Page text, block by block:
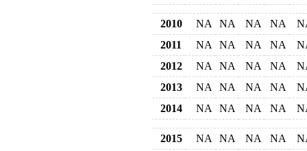
2010 NA NA NA NA
2011
NA NA NA NA
2012
NA NA NA NA
2013
NA NA NA NA
2014
NA NA NA NA
2015 NA NA NA NA